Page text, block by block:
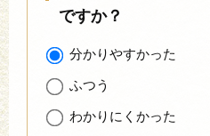
ですか？
分かりやすかった
ふつう
わかりにくかった